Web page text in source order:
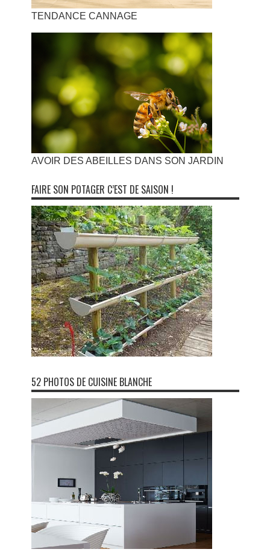
TENDANCE CANNAGE
AVOIR DES ABEILLES DANS SON JARDIN
FAIRE SON POTAGER C’EST DE SAISON !
52 PHOTOS DE CUISINE BLANCHE